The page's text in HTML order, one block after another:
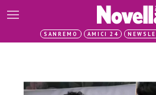
SANREMO AMICI 24